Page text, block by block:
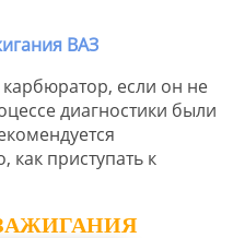
карбюратор, если он не
диагностики были
как приступать к